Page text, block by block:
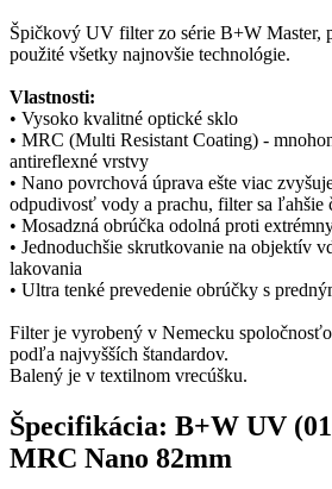
Špičkový UV filter zo série B+W Master,
použité všetky najnovšie technológie.
Vlastnosti:
• Vysoko kvalitné optické sklo
• MRC (Multi Resistant Coating) -
antireflexné vrstvy
• Nano povrchová úprava ešte viac
odpudivosť vody a prachu, filter sa ľahšie
• Mosadzná obrúčka odolná proti
• Jednoduchšie skrutkovanie na objektív
lakovania
• Ultra tenké prevedenie obrúčky s
Filter je vyrobený v Nemecku
podľa najvyšších štandardov.
Balený je v textilnom vrecúšku.
Špecifikácia: B+W UV
MRC Nano 82mm